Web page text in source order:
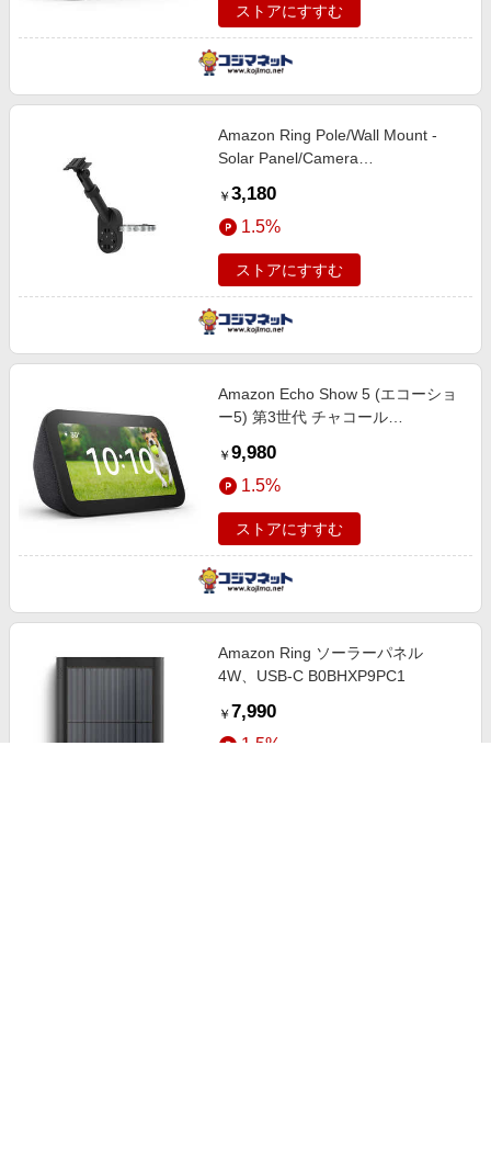
ストアにすすむ
Amazon Ring Pole/Wall Mount -
Solar Panel/Camera
￥ 3,180
1.5%
ストアにすすむ
Amazon Echo Show 5 (エコーショ
ー5) 第3世代 チャコール
￥ 9,980
1.5%
ストアにすすむ
Amazon Ring ソーラーパネル
4W、USB-C B0BHXP9PC1
￥ 7,990
1.5%